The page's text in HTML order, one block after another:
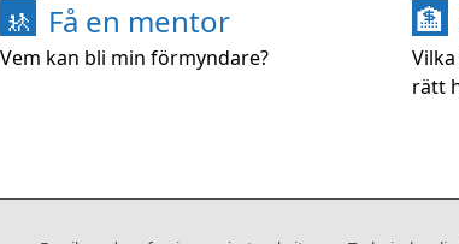
🚸 Få en mentor
Vem kan bli min förmyndare?
🏦
rätt